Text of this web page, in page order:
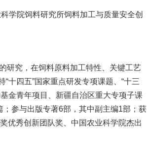
学院饲料研究所饲料加工与质量安全创
研究，在饲料原料加工特性、关键工艺
十四五”国家重点研发专项课题、“十三
金青年项目、新疆自治区重大专项子课
参与出版专著6部，其中副主编1部；获
优秀创新团队奖、中国农业科学院杰出